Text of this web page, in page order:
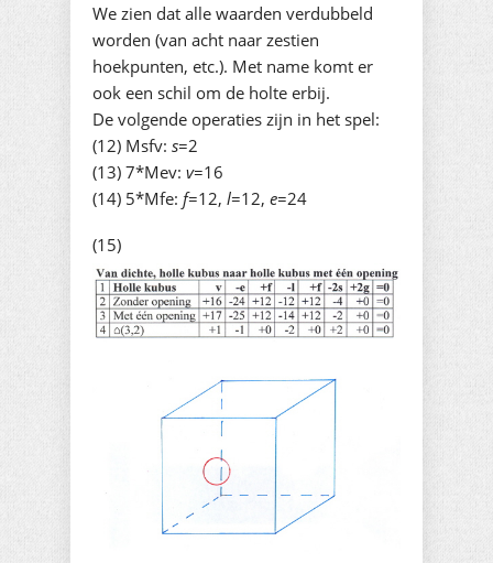
We zien dat alle waarden verdubbeld
worden (van acht naar zestien
hoekpunten, etc.). Met name komt er
ook een schil om de holte erbij.
De volgende operaties zijn in het spel:
(12) Msfv: s=2
(13) 7*Mev: v=16
(14) 5*Mfe: f=12, l=12, e=24
(15)